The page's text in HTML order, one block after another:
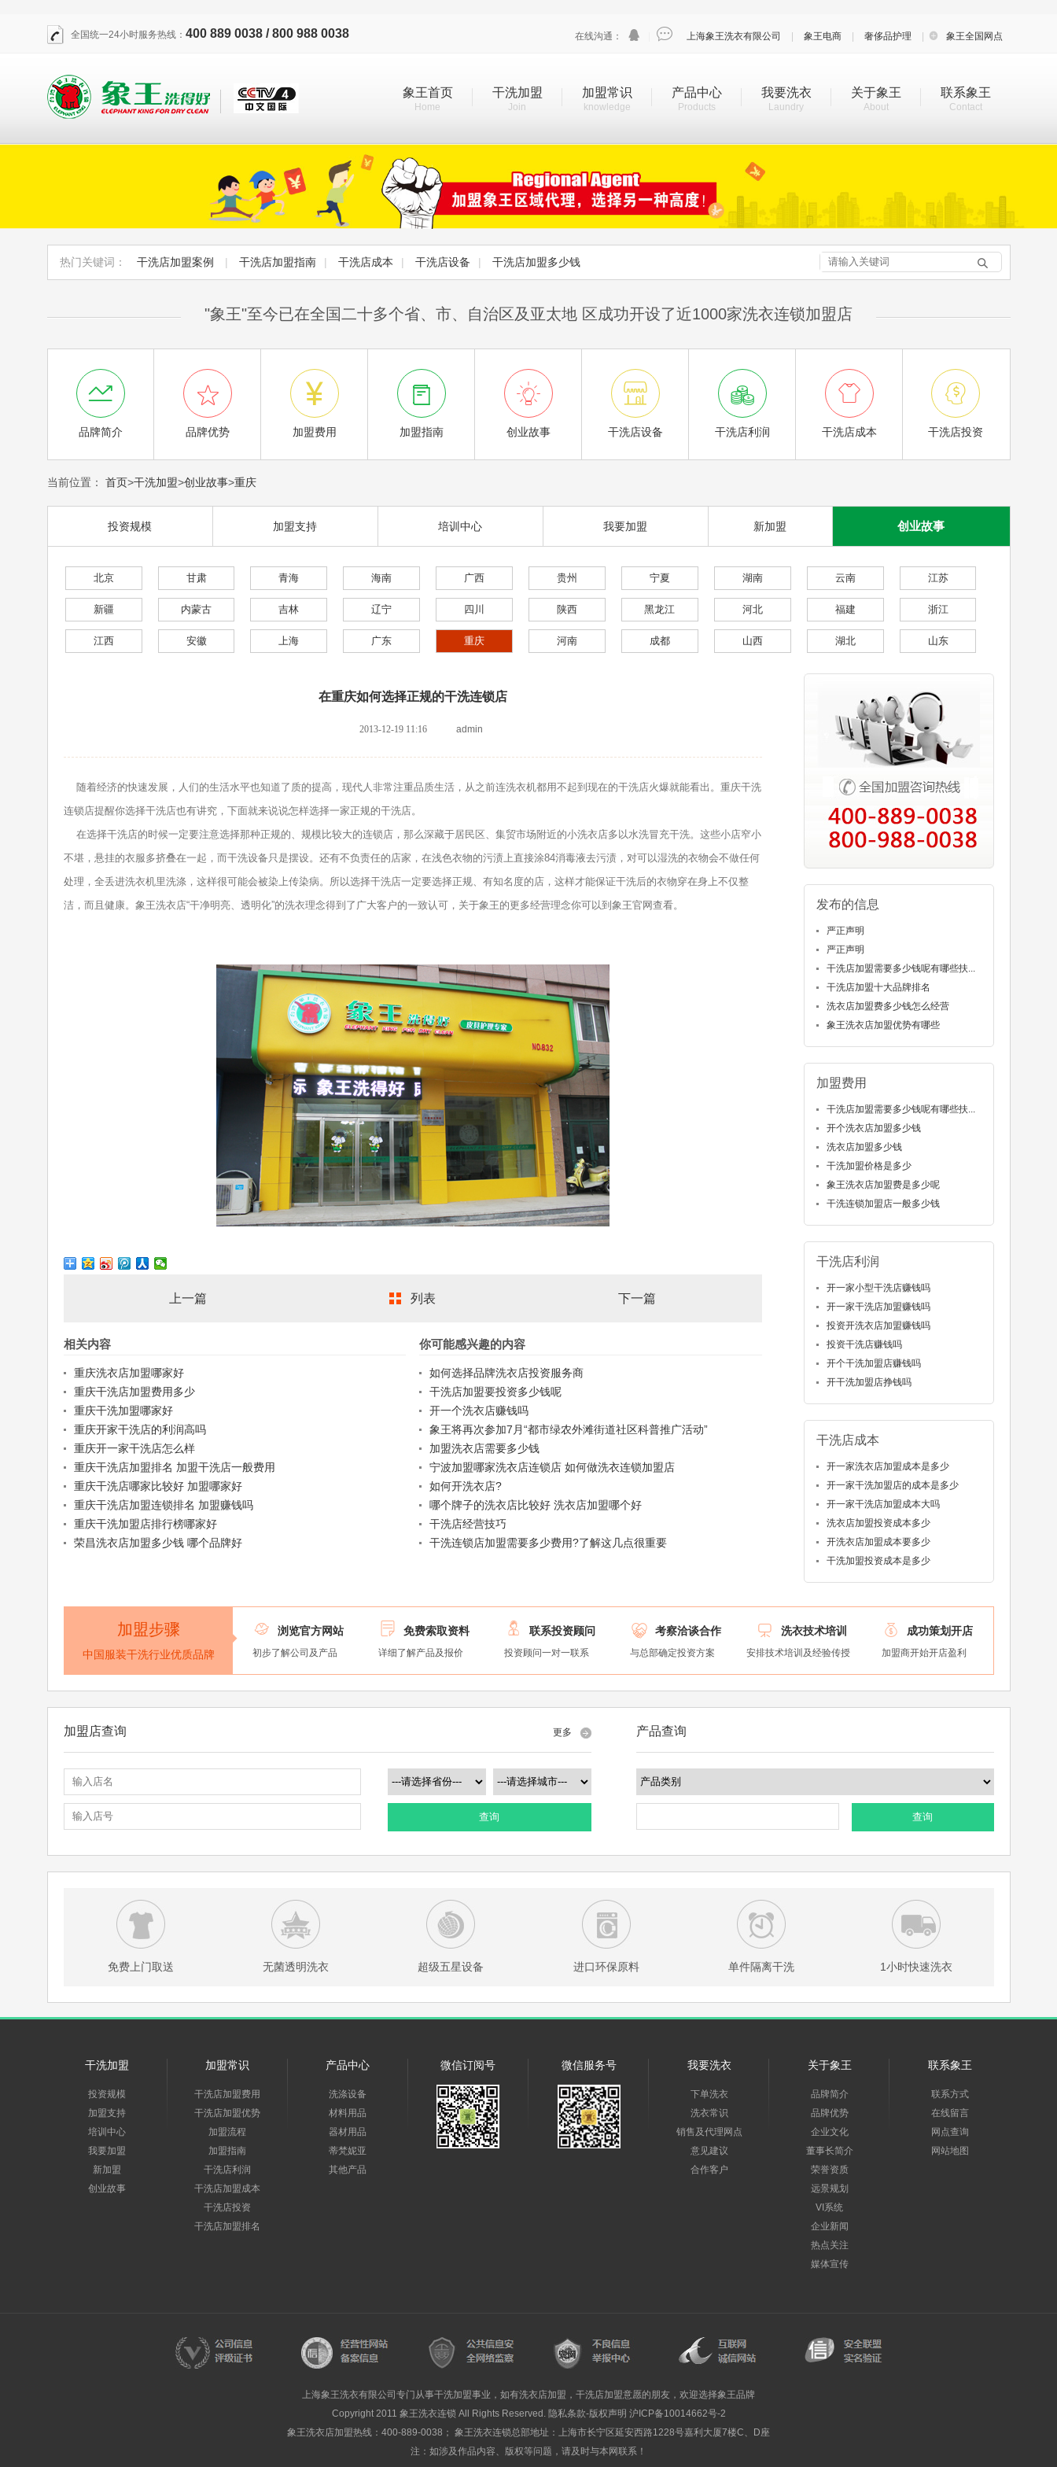
全国统一24小时服务热线： 400 889 0038 / 800 988 0038 在线沟通：   上海象王洗衣有限公司 象王电商 奢侈品护理  象王全国网点
象王首页
Home
干洗加盟
Join
加盟常识
knowledge
产品中心
Products
我要洗衣
Laundry
关于象王
About
联系象王
Contact
热门关键词： 干洗店加盟案例 | 干洗店加盟指南 | 干洗店成本 | 干洗店设备 | 干洗店加盟多少钱 
"象王"至今已在全国二十多个省、市、自治区及亚太地 区成功开设了近1000家洗衣连锁加盟店

品牌简介

品牌优势

加盟费用

加盟指南

创业故事

干洗店设备

干洗店利润

干洗店成本

干洗店投资
当前位置： 首页>干洗加盟>创业故事>重庆
投资规模 加盟支持 培训中心 我要加盟 新加盟 创业故事
北京 甘肃 青海 海南 广西 贵州 宁夏 湖南 云南 江苏
新疆 内蒙古 吉林 辽宁 四川 陕西 黑龙江 河北 福建 浙江
江西 安徽 上海 广东 重庆 河南 成都 山西 湖北 山东
在重庆如何选择正规的干洗连锁店
2013-12-19 11:16 admin
随着经济的快速发展，人们的生活水平也知道了质的提高，现代人非常注重品质生活，从之前连洗衣机都用不起到现在的干洗店火爆就能看出。重庆干洗
连锁店提醒你选择干洗店也有讲究，下面就来说说怎样选择一家正规的干洗店。
在选择干洗店的时候一定要注意选择那种正规的、规模比较大的连锁店，那么深藏于居民区、集贸市场附近的小洗衣店多以水洗冒充干洗。这些小店窄小
不堪，悬挂的衣服多挤叠在一起，而干洗设备只是摆设。还有不负责任的店家，在浅色衣物的污渍上直接涂84消毒液去污渍，对可以湿洗的衣物会不做任何
处理，全丢进洗衣机里洗涤，这样很可能会被染上传染病。所以选择干洗店一定要选择正规、有知名度的店，这样才能保证干洗后的衣物穿在身上不仅整
洁，而且健康。象王洗衣店“干净明亮、透明化”的洗衣理念得到了广大客户的一致认可，关于象王的更多经营理念你可以到象王官网查看。
上一篇 列表 下一篇
相关内容
重庆洗衣店加盟哪家好
重庆干洗店加盟费用多少
重庆干洗加盟哪家好
重庆开家干洗店的利润高吗
重庆开一家干洗店怎么样
重庆干洗店加盟排名 加盟干洗店一般费用
重庆干洗店哪家比较好 加盟哪家好
重庆干洗店加盟连锁排名 加盟赚钱吗
重庆干洗加盟店排行榜哪家好
荣昌洗衣店加盟多少钱 哪个品牌好
你可能感兴趣的内容
如何选择品牌洗衣店投资服务商
干洗店加盟要投资多少钱呢
开一个洗衣店赚钱吗
象王将再次参加7月“都市绿农外滩街道社区科普推广活动”
加盟洗衣店需要多少钱
宁波加盟哪家洗衣店连锁店 如何做洗衣连锁加盟店
如何开洗衣店?
哪个牌子的洗衣店比较好 洗衣店加盟哪个好
干洗店经营技巧
干洗连锁店加盟需要多少费用?了解这几点很重要
发布的信息
严正声明
严正声明
干洗店加盟需要多少钱呢有哪些扶...
干洗店加盟十大品牌排名
洗衣店加盟费多少钱怎么经营
象王洗衣店加盟优势有哪些
加盟费用
干洗店加盟需要多少钱呢有哪些扶...
开个洗衣店加盟多少钱
洗衣店加盟多少钱
干洗加盟价格是多少
象王洗衣店加盟费是多少呢
干洗连锁加盟店一般多少钱
干洗店利润
开一家小型干洗店赚钱吗
开一家干洗店加盟赚钱吗
投资开洗衣店加盟赚钱吗
投资干洗店赚钱吗
开个干洗加盟店赚钱吗
开干洗加盟店挣钱吗
干洗店成本
开一家洗衣店加盟成本是多少
开一家干洗加盟店的成本是多少
开一家干洗店加盟成本大吗
洗衣店加盟投资成本多少
开洗衣店加盟成本要多少
干洗加盟投资成本是多少
加盟步骤
中国服装干洗行业优质品牌
 浏览官方网站
初步了解公司及产品
 免费索取资料
详细了解产品及报价
 联系投资顾问
投资顾问一对一联系
 考察洽谈合作
与总部确定投资方案
 洗衣技术培训
安排技术培训及经验传授
 成功策划开店
加盟商开始开店盈利
加盟店查询 更多
查询
产品查询
查询
免费上门取送 无菌透明洗衣 超级五星设备 进口环保原料 单件隔离干洗 1小时快速洗衣
干洗加盟
投资规模
加盟支持
培训中心
我要加盟
新加盟
创业故事
加盟常识
干洗店加盟费用
干洗店加盟优势
加盟流程
加盟指南
干洗店利润
干洗店加盟成本
干洗店投资
干洗店加盟排名
产品中心
洗涤设备
材料用品
器材用品
蒂梵妮亚
其他产品
微信订阅号 微信服务号 我要洗衣
下单洗衣
洗衣常识
销售及代理网点
意见建议
合作客户
关于象王
品牌简介
品牌优势
企业文化
董事长简介
荣誉资质
远景规划
VI系统
企业新闻
热点关注
媒体宣传
联系象王
联系方式
在线留言
网点查询
网站地图
上海象王洗衣有限公司专门从事干洗加盟事业，如有洗衣店加盟，干洗店加盟意愿的朋友，欢迎选择象王品牌
Copyright 2011 象王洗衣连锁 All Rights Reserved. 隐私条款-版权声明 沪ICP备10014662号-2
象王洗衣店加盟热线：400-889-0038； 象王洗衣连锁总部地址：上海市长宁区延安西路1228号嘉利大厦7楼C、D座
注：如涉及作品内容、版权等问题，请及时与本网联系！